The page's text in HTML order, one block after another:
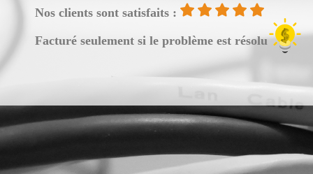
Nos clients sont satisfaits :
Facturé seulement si le problème est résolu